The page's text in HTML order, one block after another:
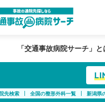
「交通事故病院サーチ」と
先検索 全国の整形外科一覧 新潟県